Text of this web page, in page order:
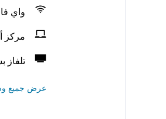
واي
مركز
عرض جميع